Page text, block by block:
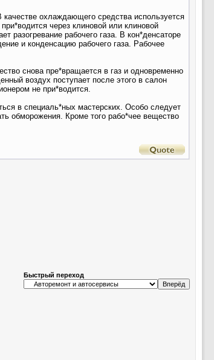
качестве охлаждающего средства используется
через клиновой или клиновой
разогревание рабочего газа. В кон*денсаторе
и конденсацию рабочего газа. Рабочее
снова пре*вращается в газ и одновременно
воздух поступает после этого в салон
не при*водится.
в специаль*ных мастерских. Особо следует
обморожения. Кроме того рабо*чее вещество
Быстрый переход